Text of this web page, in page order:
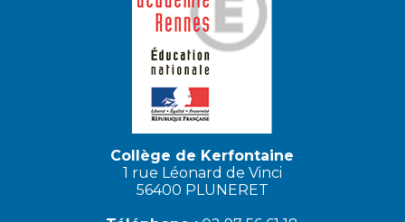
Collège de Kerfontaine
1 rue Léonard de Vinci
56400 PLUNERET